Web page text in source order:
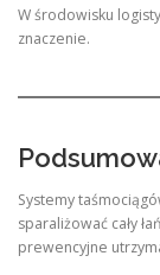
W środowisku
znaczenie.
Systemy
sparaliżować cały
prewencyjne